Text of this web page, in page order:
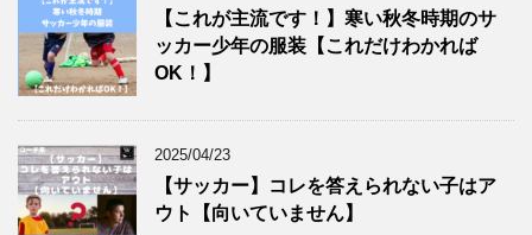
【これが主流です！】寒い秋冬時期のサ
ッカー少年の服装【これだけわかれば
OK！】
2025/04/23
【サッカー】コレを答えられない子はア
ウト【向いていません】